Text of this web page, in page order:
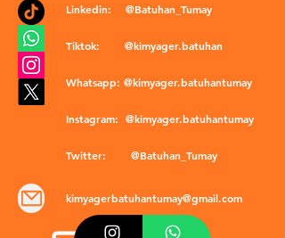
Linkedin: @Batuhan_Tumay
Tiktok: @kimyager.batuhan
Whatsapp: @kimyager.batuhantumay
Instagram: @kimyager.batuhantumay
Twitter: @Batuhan_Tumay
kimyagerbatuhantumay@gmail.com